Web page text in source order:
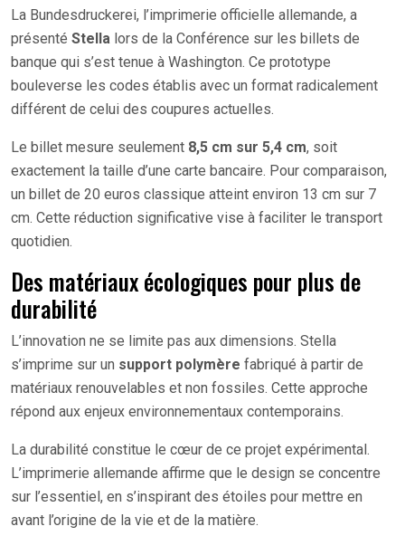
La Bundesdruckerei, l’imprimerie officielle allemande, a
présenté Stella lors de la Conférence sur les billets de
banque qui s’est tenue à Washington. Ce prototype
bouleverse les codes établis avec un format radicalement
différent de celui des coupures actuelles.
Le billet mesure seulement 8,5 cm sur 5,4 cm, soit
exactement la taille d’une carte bancaire. Pour comparaison,
un billet de 20 euros classique atteint environ 13 cm sur 7
cm. Cette réduction significative vise à faciliter le transport
quotidien.
Des matériaux écologiques pour plus de
durabilité
L’innovation ne se limite pas aux dimensions. Stella
s’imprime sur un support polymère fabriqué à partir de
matériaux renouvelables et non fossiles. Cette approche
répond aux enjeux environnementaux contemporains.
La durabilité constitue le cœur de ce projet expérimental.
L’imprimerie allemande affirme que le design se concentre
sur l’essentiel, en s’inspirant des étoiles pour mettre en
avant l’origine de la vie et de la matière.